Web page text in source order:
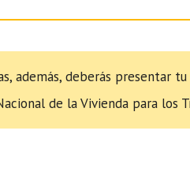
además, deberás
de la Vivienda para los